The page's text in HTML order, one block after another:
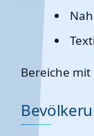
Bereiche